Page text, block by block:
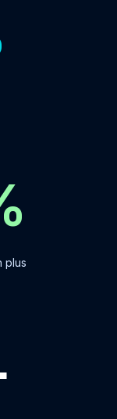
plus